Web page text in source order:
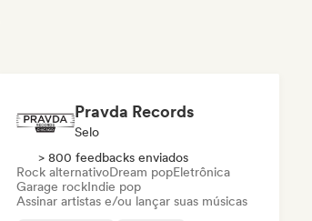
Pravda Records
Selo
> 800 feedbacks enviados
Rock alternativoDream popEletrônica
Garage rockIndie pop
Assinar artistas e/ou lançar suas músicas